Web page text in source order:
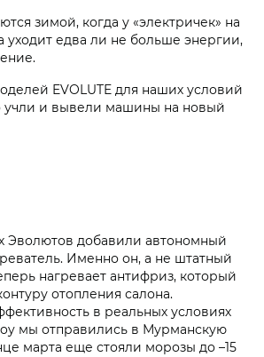
зимой, когда у «электричек» на
уходит едва ли не больше энергии,
EVOLUTE для наших условий
учли и вывели машины на новый
Эволютов добавили автономный
Именно он, а не штатный
нагревает антифриз, который
отопления салона.
в реальных условиях
мы отправились в Мурманскую
марта еще стояли морозы до –15